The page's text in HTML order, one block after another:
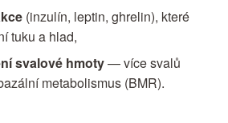
(inzulín, leptin, ghrelin), které
tuku a hlad,
svalové hmoty— více svalů
metabolismus (BMR).